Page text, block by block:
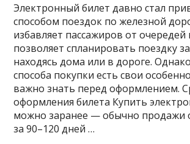
Электронный билет давно стал
способом поездок по железной
избавляет пассажиров от очередей
позволяет спланировать поездку
находясь дома или в дороге.
способа покупки есть свои
важно знать перед оформлением.
оформления билета Купить
можно заранее — обычно продажи
за 90–120 дней …